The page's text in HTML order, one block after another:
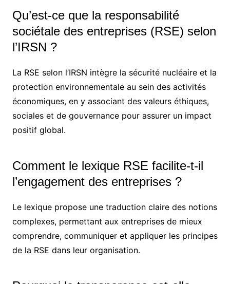
Qu’est-ce que la responsabilité
sociétale des entreprises (RSE) selon
l’IRSN ?
La RSE selon l’IRSN intègre la sécurité nucléaire et la
protection environnementale au sein des activités
économiques, en y associant des valeurs éthiques,
sociales et de gouvernance pour assurer un impact
positif global.
Comment le lexique RSE facilite-t-il
l’engagement des entreprises ?
Le lexique propose une traduction claire des notions
complexes, permettant aux entreprises de mieux
comprendre, communiquer et appliquer les principes
de la RSE dans leur organisation.